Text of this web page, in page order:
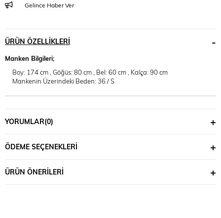
Gelince Haber Ver
ÜRÜN ÖZELLIKLERI
Manken Bilgileri;
Boy: 174 cm , Göğüs: 80 cm , Bel: 60 cm , Kalça: 90 cm
Mankenin Üzerindeki Beden: 36 / S
YORUMLAR(0)
ÖDEME SEÇENEKLERI
ÜRÜN ÖNERILERI